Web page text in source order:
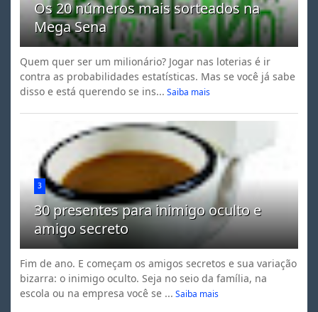
Os 20 números mais sorteados na
Mega Sena
Quem quer ser um milionário? Jogar nas loterias é ir
contra as probabilidades estatísticas. Mas se você já sabe
disso e está querendo se ins... Saiba mais
3
30 presentes para inimigo oculto e
amigo secreto
Fim de ano. E começam os amigos secretos e sua variação
bizarra: o inimigo oculto. Seja no seio da família, na
escola ou na empresa você se ... Saiba mais